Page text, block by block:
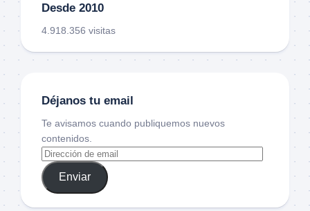
Desde 2010
4.918.356 visitas
Déjanos tu email
Te avisamos cuando publiquemos nuevos
contenidos.
Enviar